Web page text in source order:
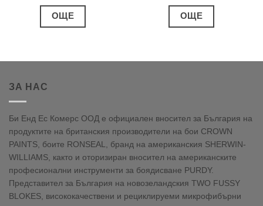
ОЩЕ ОЩЕ
ЗА НАС
Би Енд Ес Комерс ООД е официален вносител за България на
продуктите на британския производители на бои CROWN
PAINTS, боите RONSEAL, бранд на американския SHERWIN-
WILLIAMS, както и оторизиран вносител на американските
професионални инструменти за боядисване PURDY.
Представител за България на новозеландския TWO FUSSY
BLOKES, висококачествени и рециклируеми микрофибърни